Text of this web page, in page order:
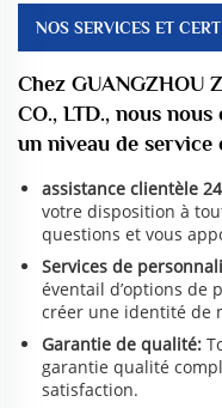
NOS SERVICES ET
Chez GUANGZHOU
CO., LTD., nous
un niveau de service
assistance clientèle
votre disposition à
questions et vous
Services de
éventail d’options de
créer une identité de
Garantie de qualité:
garantie qualité
satisfaction.